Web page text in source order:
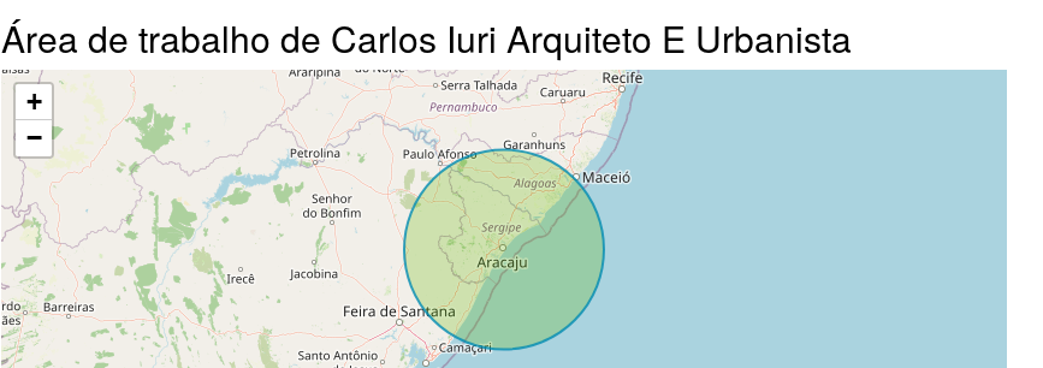
Área de trabalho de Carlos Iuri Arquiteto E Urbanista
+
−